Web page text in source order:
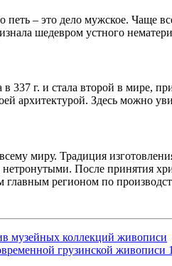
петь – это дело мужское. Чаще
шедевром устного
в 337 г. и стала второй в
архитектурой. Здесь можно
миру. Традиция
После принятия
главным регионом по
музейных коллекций живописи
грузинской живописи